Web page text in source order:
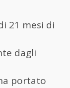
21 mesi di
dagli
portato